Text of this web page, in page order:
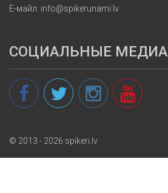
Е-майл: info@spikerunami.lv
СОЦИАЛЬНЫЕ МЕДИА
© 2013 - 2026 spikeri.lv